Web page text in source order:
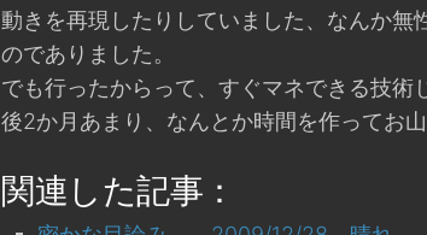
動きを再現したりしていました、なんか無
のでありました。
でも行ったからって、すぐマネできる技術
後2か月あまり、なんとか時間を作ってお
関連した記事：